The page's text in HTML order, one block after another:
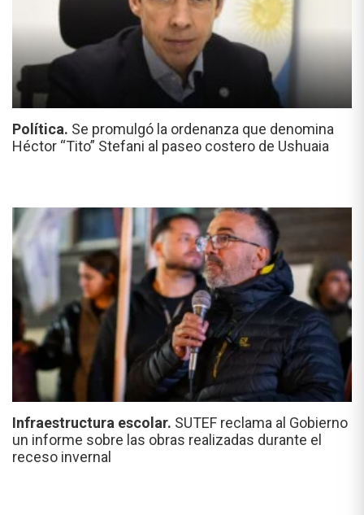
Política. Se promulgó la ordenanza que denomina
Héctor “Tito” Stefani al paseo costero de Ushuaia
Infraestructura escolar. SUTEF reclama al Gobierno
un informe sobre las obras realizadas durante el
receso invernal